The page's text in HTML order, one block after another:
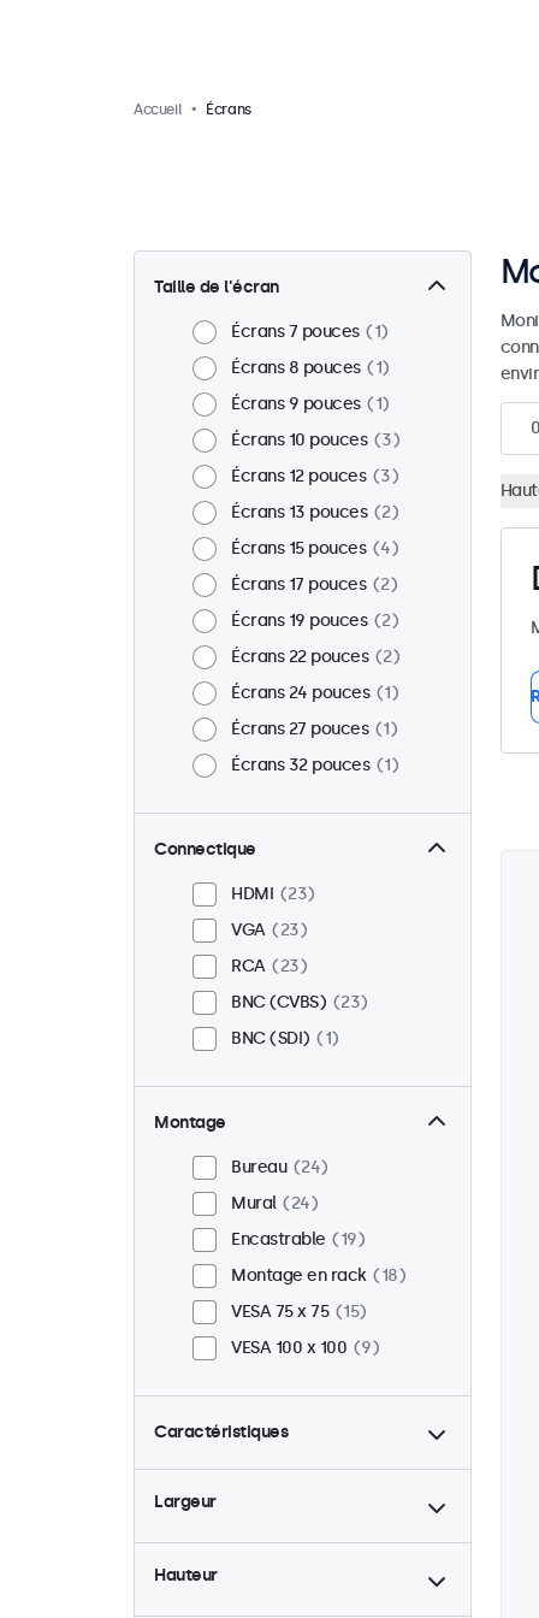
Accueil Écrans
Taille de l'écran
Écrans 7 pouces
1
Écrans 8 pouces
1
Écrans 9 pouces
1
Écrans 10 pouces
3
Écrans 12 pouces
3
Écrans 13 pouces
2
Écrans 15 pouces
4
Écrans 17 pouces
2
Écrans 19 pouces
2
Écrans 22 pouces
2
Écrans 24 pouces
1
Écrans 27 pouces
1
Écrans 32 pouces
1
Connectique
HDMI
23
VGA
23
RCA
23
BNC (CVBS)
23
BNC (SDI)
1
Montage
Bureau
24
Mural
24
Encastrable
19
Montage en rack
18
VESA 75 x 75
15
VESA 100 x 100
9
Caractéristiques
4:3 / 5:4
6
Rétro-éclairage ajustable
Largeur
Hauteur
0